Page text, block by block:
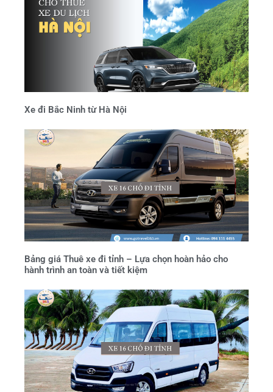
Xe đi Bắc Ninh từ Hà Nội
Bảng giá Thuê xe đi tỉnh – Lựa chọn hoàn hảo cho
hành trình an toàn và tiết kiệm